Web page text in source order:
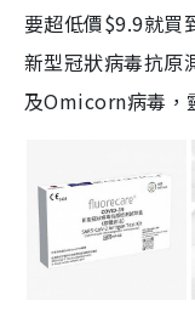
要超低價$9.9就買
新型冠狀病毒抗原
及Omicorn病毒，